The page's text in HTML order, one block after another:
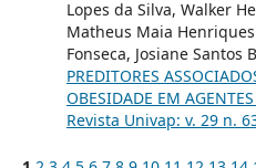
Lopes da Silva, Walker
Matheus Maia
Fonseca, Josiane Santos
PREDITORES
OBESIDADE EM
Revista Univap: v. 29 n.